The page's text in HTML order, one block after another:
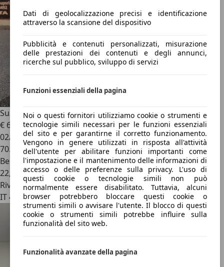
Dati di geolocalizzazione precisi e identificazione
attraverso la scansione del dispositivo
Pubblicità e contenuti personalizzati, misurazione
delle prestazioni dei contenuti e degli annunci,
ricerche sul pubblico, sviluppo di servizi
Funzioni essenziali della pagina
Noi o questi fornitori utilizziamo cookie o strumenti e
tecnologie simili necessari per le funzioni essenziali
del sito e per garantirne il corretto funzionamento.
Vengono in genere utilizzati in risposta all'attività
dell'utente per abilitare funzioni importanti come
l'impostazione e il mantenimento delle informazioni di
accesso o delle preferenze sulla privacy. L'uso di
questi cookie o tecnologie simili non può
normalmente essere disabilitato. Tuttavia, alcuni
browser potrebbero bloccare questi cookie o
strumenti simili o avvisare l'utente. Il blocco di questi
cookie o strumenti simili potrebbe influire sulla
funzionalità del sito web.
Funzionalità avanzate della pagina
Suzuki CelerioCelerio 2015 1.0 Easy
€ 6.500
02/2018
70.000 km
Benzina
22,0 l/100 km (comb.)
Rivenditore
IT 48015